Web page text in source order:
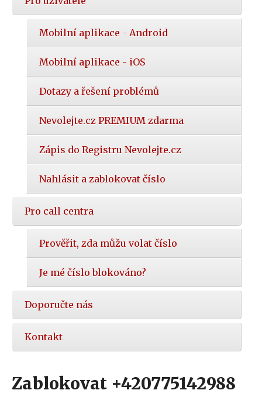
Mobilní aplikace - Android
Mobilní aplikace - iOS
Dotazy a řešení problémů
Nevolejte.cz PREMIUM zdarma
Zápis do Registru Nevolejte.cz
Nahlásit a zablokovat číslo
Pro call centra
Prověřit, zda můžu volat číslo
Je mé číslo blokováno?
Doporučte nás
Kontakt
Zablokovat +420775142988